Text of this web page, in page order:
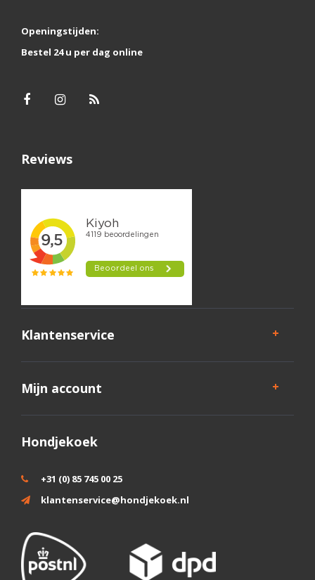
Openingstijden:
Bestel 24 u per dag online
Reviews
Klantenservice
Mijn account
Hondjekoek
+31 (0) 85 745 00 25
klantenservice@hondjekoek.nl